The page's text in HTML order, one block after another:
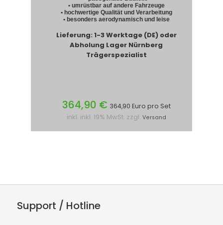
• umrüstbar auf andere Fahrzeuge
• hochwertige Qualität und Verarbeitung
• besonders aerodynamisch und leise
Lieferung: 1-3 Werktage (DE) oder
Abholung Lager Nürnberg
Trägerspezialist
364,90 € 364,90 Euro pro Set
inkl. inkl. 19% MwSt. zzgl. Versand
Support / Hotline